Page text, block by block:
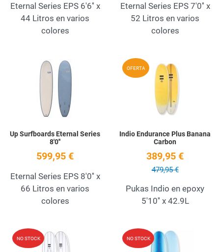
Eternal Series EPS 6'6'' x
44 Litros en varios
colores
Eternal Series EPS 7'0'' x
52 Litros en varios
colores
Add to Wishlist
Up Surfboards Eternal Series
8'0''
599,95 €
Eternal Series EPS 8'0'' x
66 Litros en varios
colores
OFERTA
Indio Endurance Plus Banana
Carbon
389,95 €
479,95 €
Pukas Indio en epoxy
5'10'' x 42.9L
NO STOCK Add to Wishlist
NO STOCK